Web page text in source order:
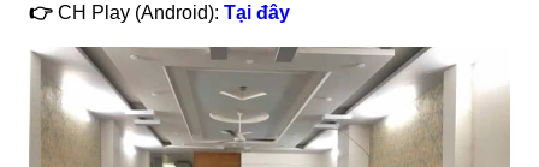
👉 CH Play (Android): Tại đây